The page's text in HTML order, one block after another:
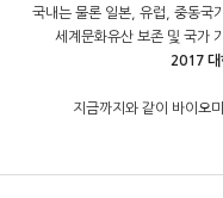
국내는 물론 일본, 유럽, 중동국
세계문화유산 보존 및 국가
2017 대
지금까지와 같이 바이오